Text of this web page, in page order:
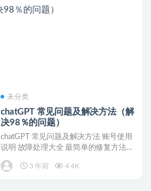
未分类
chatGPT 常见问题及解决方法（解
决98％的问题）
chatGPT 常见问题及解决方法 账号使用
说明 故障处理大全 最简单的修复方法：
3 年前
4.4K